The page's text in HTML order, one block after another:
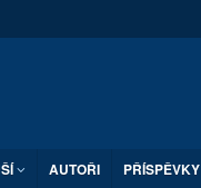
AUTOŘI PŘÍSPĚVKY